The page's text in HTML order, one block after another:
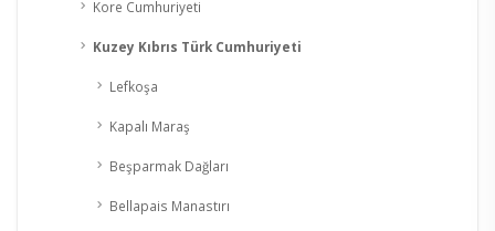
Kore Cumhuriyeti
Kuzey Kıbrıs Türk Cumhuriyeti
Lefkoşa
Kapalı Maraş
Beşparmak Dağları
Bellapais Manastırı